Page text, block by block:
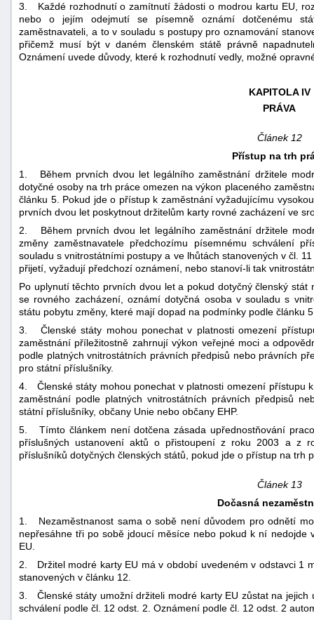
3. Každé rozhodnutí o zamítnutí žádosti o modrou kartu EU,
nebo o jejím odejmutí se písemně oznámí dotčenému
zaměstnavateli, a to v souladu s postupy pro oznamování
přičemž musí být v daném členském státě právně
Oznámení uvede důvody, které k rozhodnutí vedly, možné
KAPITOLA IV
PRÁVA
Článek 12
Přístup na trh
1. Během prvních dvou let legálního zaměstnání držitele
dotyčné osoby na trh práce omezen na výkon placeného
článku 5. Pokud jde o přístup k zaměstnání vyžadujícímu
prvních dvou let poskytnout držitelům karty rovné zacházení ve
2. Během prvních dvou let legálního zaměstnání držitele
změny zaměstnavatele předchozímu písemnému schválení
souladu s vnitrostátními postupy a ve lhůtách stanovených v čl.
přijetí, vyžadují předchozí oznámení, nebo stanoví-li tak
Po uplynutí těchto prvních dvou let a pokud dotyčný členský
se rovného zacházení, oznámí dotyčná osoba v souladu s
státu pobytu změny, které mají dopad na podmínky podle článku
3. Členské státy mohou ponechat v platnosti omezení
zaměstnání příležitostně zahrnují výkon veřejné moci a
podle platných vnitrostátních právních předpisů nebo právních
pro státní příslušníky.
4. Členské státy mohou ponechat v platnosti omezení přístupu
zaměstnání podle platných vnitrostátních právních předpisů
státní příslušníky, občany Unie nebo občany EHP.
5. Tímto článkem není dotčena zásada upřednostňování
příslušných ustanovení aktů o přistoupení z roku 2003 a z
příslušníků dotyčných členských států, pokud jde o přístup na trh
Článek 13
Dočasná
1. Nezaměstnanost sama o sobě není důvodem pro odnětí
nepřesáhne tři po sobě jdoucí měsíce nebo pokud k ní nedojde
EU.
2. Držitel modré karty EU má v období uvedeném v odstavci 1
stanovených v článku 12.
3. Členské státy umožní držiteli modré karty EU zůstat na
schválení podle čl. 12 odst. 2. Oznámení podle čl. 12 odst. 2